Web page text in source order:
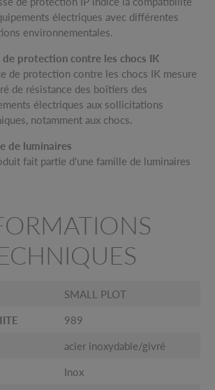
électriques avec différentes
environnementales.
de protection contre les chocs IK
de protection contre les chocs IK mesure
de résistance des boîtiers des
électriques aux sollicitations
notamment aux chocs.
de luminaires
fait partie d'une famille de luminaires
SMALL PLOT
989
acier inoxydable/givré
Inox